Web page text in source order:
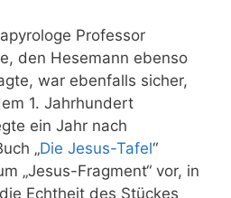
Professor
den Hesemann ebenso
war ebenfalls sicher,
1. Jahrhundert
ein Jahr nach
„Die Jesus-Tafel“
„Jesus-Fragment“ vor, in
Echtheit des Stückes